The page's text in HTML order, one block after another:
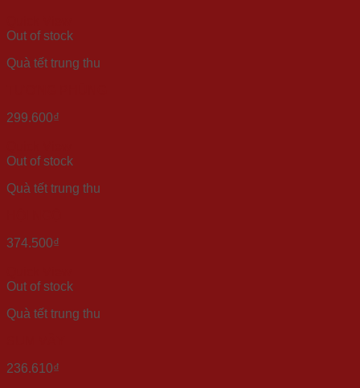
Out of stock
Quà tết trung thu
299.600₫
Out of stock
Quà tết trung thu
374.500₫
Out of stock
Quà tết trung thu
236.610₫